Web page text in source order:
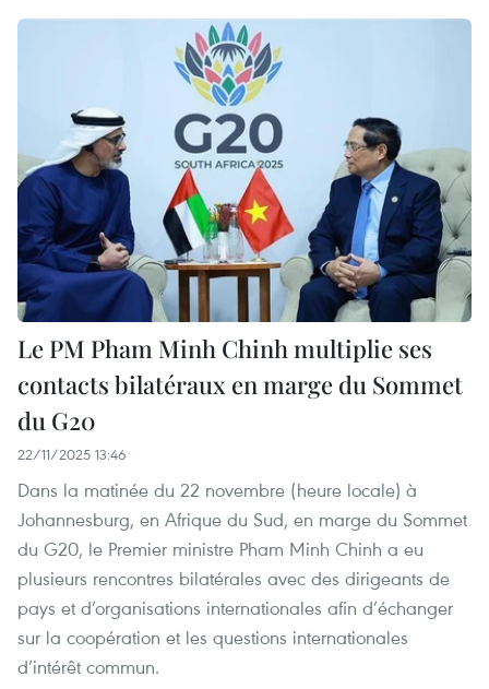
Le PM Pham Minh Chinh multiplie ses
contacts bilatéraux en marge du Sommet
du G20
22/11/2025 13:46
Dans la matinée du 22 novembre (heure locale) à
Johannesburg, en Afrique du Sud, en marge du Sommet
du G20, le Premier ministre Pham Minh Chinh a eu
plusieurs rencontres bilatérales avec des dirigeants de
pays et d’organisations internationales afin d’échanger
sur la coopération et les questions internationales
d’intérêt commun.